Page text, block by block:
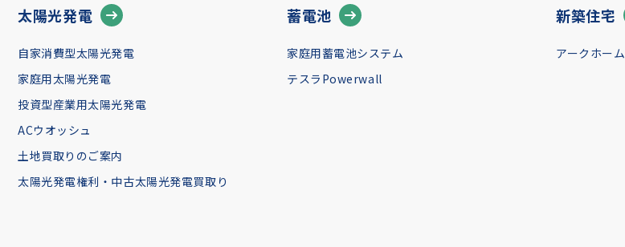
太陽光発電
自家消費型太陽光発電
家庭用太陽光発電
投資型産業用太陽光発電
ACウオッシュ
土地買取りのご案内
太陽光発電権利・中古太陽光発電買取り
蓄電池
家庭用蓄電池システム
テスラPowerwall
新築住宅
アークホーム